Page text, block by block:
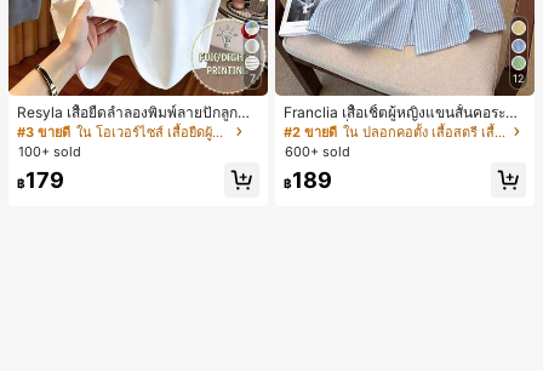
7
Resyla เสื้อยืดลำลองพิมพ์ลายปักลูกปัด
รูปโบว์ขนาดใหญ่สำหรับผู้หญิง
#3 ขายดี
ใน โอเวอร์ไซส์ เสื้อยืดผู้หญิง
100+ sold
฿179
12
Franclia เสื้อเชิ้ตผู้หญิงแขนสั้นคอระบา
ยกระดุมเดี่ยวลายทาง
#2 ขายดี
ใน ปลอกคอตั้ง เสื้อสตรี เสื้อเบลาส์ & Tee
600+ sold
฿189